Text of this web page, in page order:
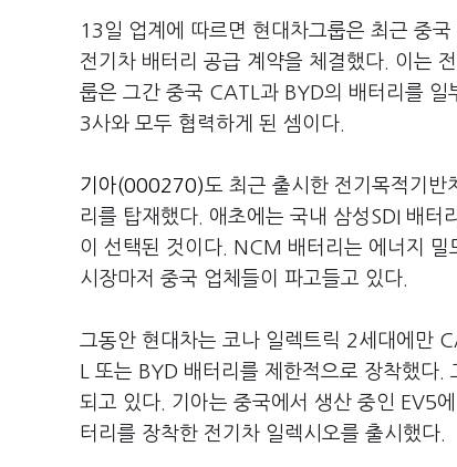
13일 업계에 따르면 현대차그룹은 최근 중
전기차 배터리 공급 계약을 체결했다. 이는
룹은 그간 중국 CATL과 BYD의 배터리를 일
3사와 모두 협력하게 된 셈이다.
기아(000270)도 최근 출시한 전기목적기반
리를 탑재했다. 애초에는 국내 삼성SDI 배
이 선택된 것이다. NCM 배터리는 에너지
시장마저 중국 업체들이 파고들고 있다.
그동안 현대차는 코나 일렉트릭 2세대에만
L 또는 BYD 배터리를 제한적으로 장착했다
되고 있다. 기아는 중국에서 생산 중인 EV5
터리를 장착한 전기차 일렉시오를 출시했다.